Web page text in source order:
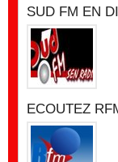
SUD FM EN
ECOUTEZ